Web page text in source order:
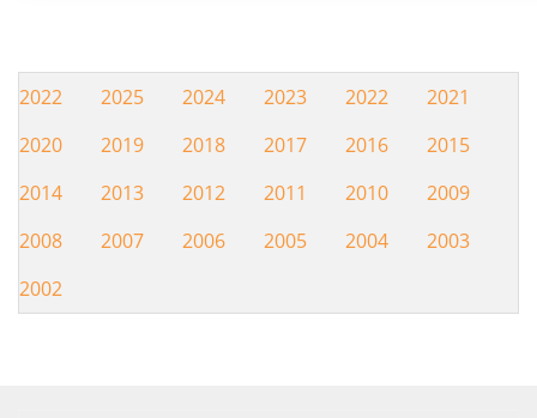
Hemeroteca
2022 2025 2024 2023 2022
2021
2020
2019 2018 2017 2016
2015
2014
2013 2012 2011 2010
2009
2008
2007 2006 2005 2004
2003
2002